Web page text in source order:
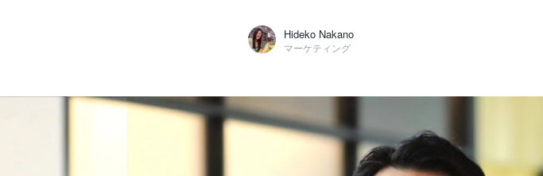
Hideko Nakano
マーケティング